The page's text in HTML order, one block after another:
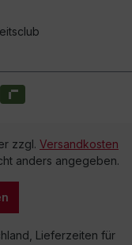
zzgl. Versandkosten
anders angegeben.
Lieferzeiten für